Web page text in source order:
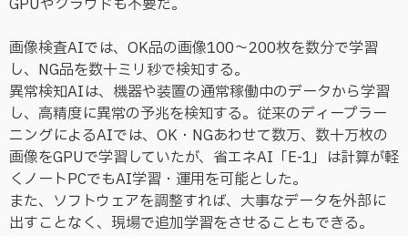
GPUやクラウドも不要だ。
画像検査AIでは、OK品の画像100～200枚を数分で学習
し、NG品を数十ミリ秒で検知する。
異常検知AIは、機器や装置の通常稼働中のデータから学習
し、高精度に異常の予兆を検知する。従来のディープラー
ニングによるAIでは、OK・NGあわせて数万、数十万枚の
画像をGPUで学習していたが、省エネAI「E-1」は計算が軽
くノートPCでもAI学習・運用を可能とした。
また、ソフトウェアを調整すれば、大事なデータを外部に
出すことなく、現場で追加学習をさせることもできる。